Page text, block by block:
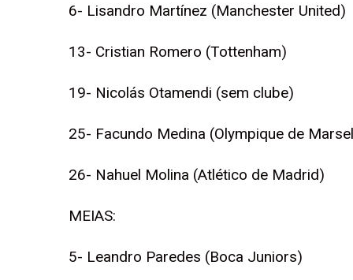
6- Lisandro Martínez (Manchester United)
13- Cristian Romero (Tottenham)
19- Nicolás Otamendi (sem clube)
25- Facundo Medina (Olympique de
26- Nahuel Molina (Atlético de Madrid)
MEIAS:
5- Leandro Paredes (Boca Juniors)